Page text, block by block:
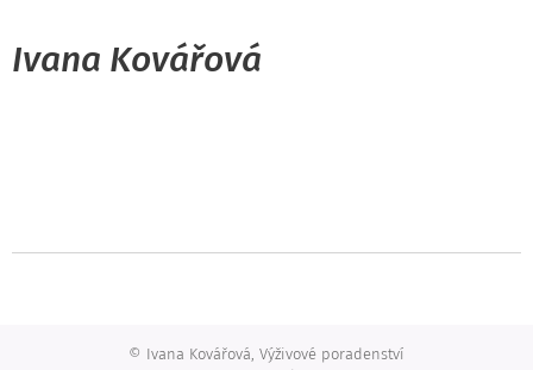
Ivana Kovářová
© Ivana Kovářová, Výživové poradenství